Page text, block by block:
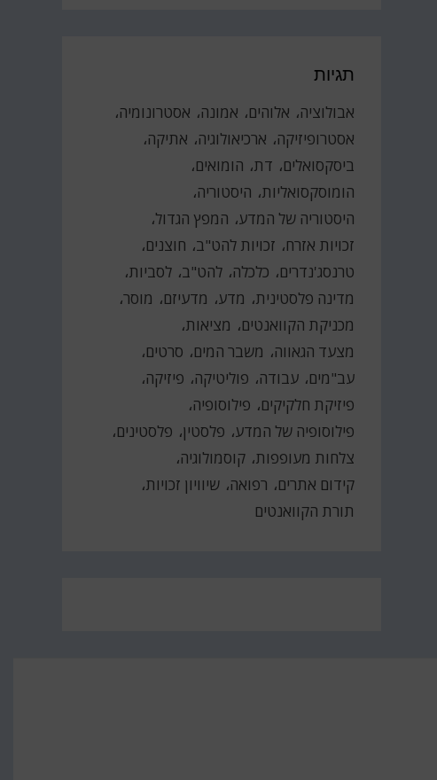
תגיות
אבולוציה אלוהים אמונה
אסטרונומיה
אסטרופיזיקה
ארכיאולוגיה
אתיקה
ביסקסואלים
דת הומואים
הומוסקסואליות היסטוריה
היסטוריה של המדע המפץ הגדול
זכויות אזרח
זכויות להט"ב חוצנים
טרנסג'נדרים
כלכלה להט"ב לסביות
מדינה פלסטינית
מדע מדעיזם
מוסר
מכניקת הקוואנטים
מציאות
מצעד הגאווה
משבר המים
סרטים
עב"מים עבודה פוליטיקה
פיזיקה
פיזיקת חלקיקים
פילוסופיה
פילוסופיה של המדע פלסטין פלסטינים
צלחות מעופפות קוסמולוגיה
קידום אתרים
רפואה שיוויון זכויות
תורת הקוואנטים